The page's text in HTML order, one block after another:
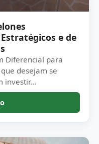
e de
Diferencial para
desejam se
investir...